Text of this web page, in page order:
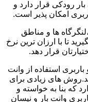
رودکی قرار دارد و
امکان پذیر است.
ها و مناطق
تا با ارزان ترین نرخ
قرار دهد.
استفاده از وانت
های زیادی برای
که بنا به خواسته و
وانت بار و نیسان